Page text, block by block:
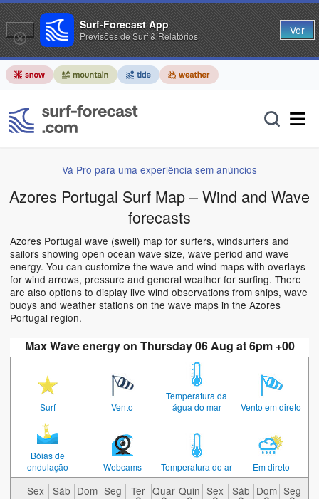
Vá Pro para uma experiência sem anúncios
Azores Portugal Surf Map – Wind and Wave
forecasts
Azores Portugal wave (swell) map for surfers, windsurfers and
sailors showing open ocean wave size, wave period and wave
energy. You can customize the wave and wind maps with overlays
for wind arrows, pressure and general weather for surfing. There
are also options to display live wind observations from ships, wave
buoys and weather stations on the wave maps in the Azores
Portugal region.
Max Wave energy on Thursday 06 Aug at 6pm +00
Surf Vento
Temperatura da
água do mar
Vento em direto
Bóias de
ondulação
Webcams Temperatura do ar Em direto
Sex Sáb Dom Seg Ter Quar Quin Sex Sáb Dom Seg
Surf-Forecast App
Previsões de Surf & Relatórios Ver